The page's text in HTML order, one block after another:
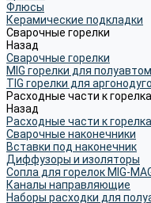
Флюсы
Керамические подкладки
Сварочные горелки
Назад
Сварочные горелки
MIG горелки для
TIG горелки для
Расходные части к
Назад
Расходные части к
Сварочные наконечники
Вставки под наконечник
Диффузоры и изоляторы
Сопла для горелок MIG-
Каналы направляющие
Наборы расходки для